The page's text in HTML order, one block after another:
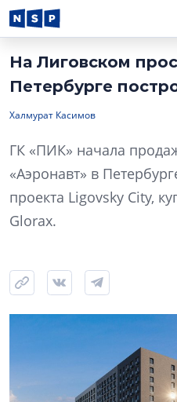
На Лиговском
Петербурге
Халмурат Касимов
ГК «ПИК» начала
«Аэронавт» в
проекта Ligovsky City,
Glorax.